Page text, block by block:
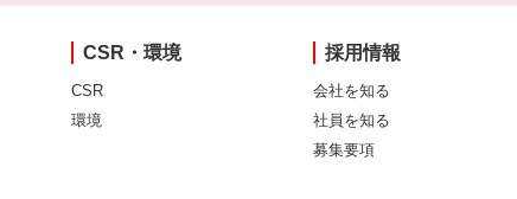
CSR・環境
CSR
環境
採用情報
会社を知る
社員を知る
募集要項